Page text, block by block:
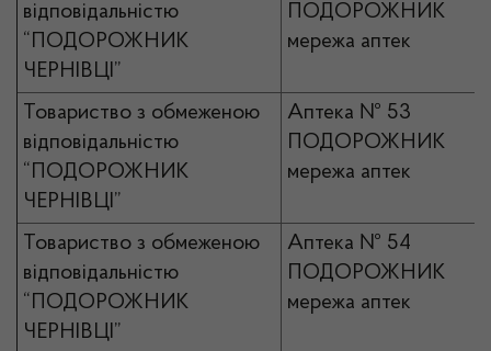
відповідальністю
“ПОДОРОЖНИК
ЧЕРНІВЦІ”
ПОДОРОЖНИК
мережа аптек
Товариство з обмеженою
відповідальністю
“ПОДОРОЖНИК
ЧЕРНІВЦІ”
Аптека № 53
ПОДОРОЖНИК
мережа аптек
Товариство з обмеженою
відповідальністю
“ПОДОРОЖНИК
ЧЕРНІВЦІ”
Аптека № 54
ПОДОРОЖНИК
мережа аптек